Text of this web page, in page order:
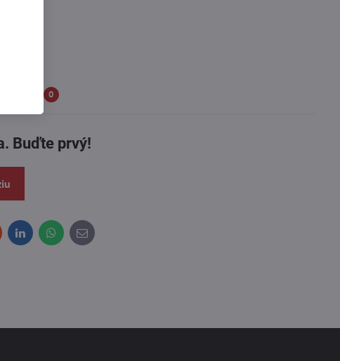
0
Buďte prvý!
LinkedInWhatsApp
E-
mail